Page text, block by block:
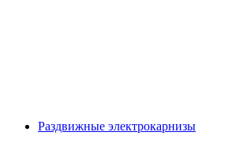
Раздвижные электрокарнизы